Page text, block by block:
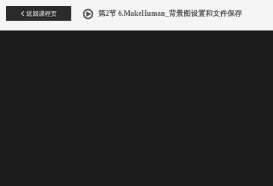
返回课程页 第2节 6.MakeHuman_背景图设置和文件保存